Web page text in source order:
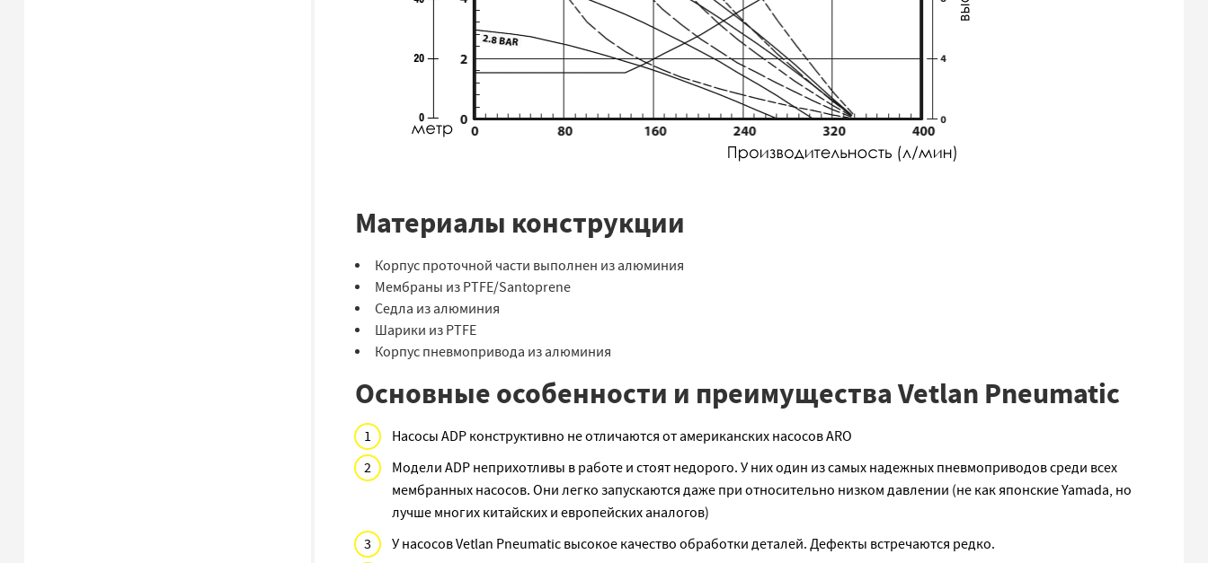
Материалы конструкции
Корпус проточной части выполнен из алюминия
Мембраны из PTFE/Santoprene
Седла из алюминия
Шарики из PTFE
Корпус пневмопривода из алюминия
Основные особенности и преимущества Vetlan Pneumatic
Насосы ADP конструктивно не отличаются от американских насосов ARO
Модели ADP неприхотливы в работе и стоят недорого. У них один из самых надежных пневмоприводов среди всех
мембранных насосов. Они легко запускаются даже при относительно низком давлении (не как японские Yamada, но
лучше многих китайских и европейских аналогов)
У насосов Vetlan Pneumatic высокое качество обработки деталей. Дефекты встречаются редко.